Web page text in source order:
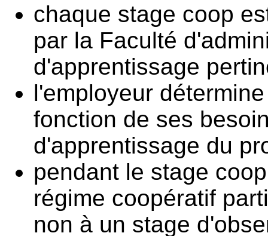
chaque stage coop
par la Faculté
d'apprentissage
l'employeur
fonction de ses
d'apprentissage du
pendant le stage
régime coopératif
non à un stage